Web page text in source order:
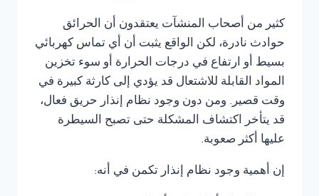
كثير من أصحاب المنشآت يعتقدون أن الحرائق
حوادث نادرة، لكن الواقع يثبت أن أي تماس كهربائي
بسيط أو ارتفاع في درجات الحرارة أو سوء تخزين
المواد القابلة للاشتعال قد يؤدي إلى كارثة كبيرة في
وقت قصير. ومن دون وجود نظام إنذار حريق فعال،
قد يتأخر اكتشاف المشكلة حتى تصبح السيطرة
عليها أكثر صعوبة.
إن أهمية وجود نظام إنذار تكمن في أنه: